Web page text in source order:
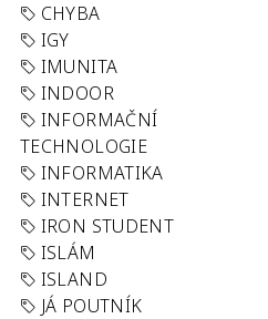
CHYBA
IGY
IMUNITA
INDOOR
INFORMAČNÍ
TECHNOLOGIE
INFORMATIKA
INTERNET
IRON STUDENT
ISLÁM
ISLAND
JÁ POUTNÍK